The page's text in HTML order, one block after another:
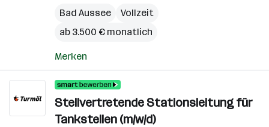
Bad Aussee
Vollzeit
ab 3.500 € monatlich
Merken
Stellvertretende Stations­leitung für
Tankstellen (m/w/d)